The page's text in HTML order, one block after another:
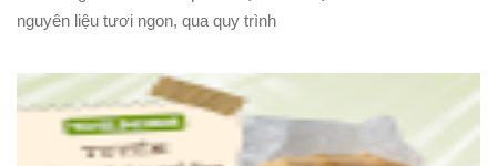
nguyên liệu tươi ngon, qua quy trình